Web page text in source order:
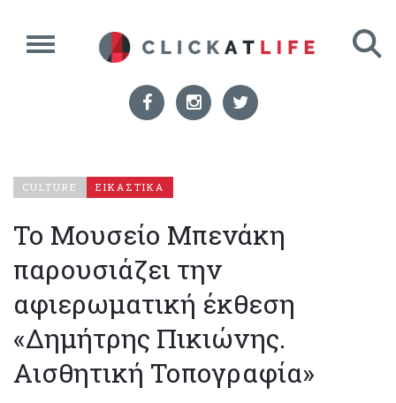
CULTURE ΕΙΚΑΣΤΙΚΑ
Το Μουσείο Μπενάκη
παρουσιάζει την
αφιερωματική έκθεση
«Δημήτρης Πικιώνης.
Αισθητική Τοπογραφία»